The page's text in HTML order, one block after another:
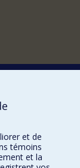
et de
témoins
et la